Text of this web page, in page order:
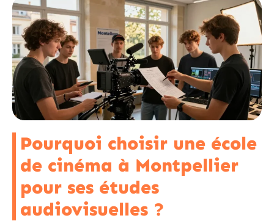
Pourquoi choisir une école
de cinéma à Montpellier
pour ses études
audiovisuelles ?